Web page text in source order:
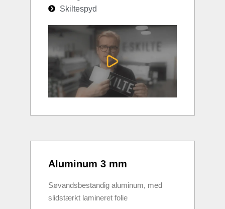
Skiltespyd
Aluminum 3 mm
Søvandsbestandig aluminum, med
slidstærkt lamineret folie